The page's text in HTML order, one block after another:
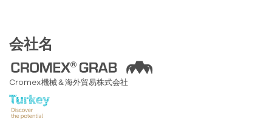
会社名
Cromex機械＆海外貿易株式会社